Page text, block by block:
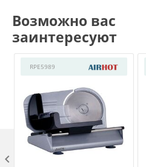
Возможно вас
заинтересуют
RPE5989
